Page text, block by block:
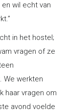
wil echt van
in het hostel;
vragen of ze
We werkten
haar vragen om
avond voelde